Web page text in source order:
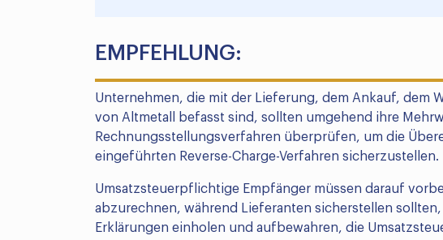
EMPFEHLUNG:
Unternehmen, die mit der Lieferung, dem Ankauf, dem
von Altmetall befasst sind, sollten umgehend ihre
Rechnungsstellungsverfahren überprüfen, um die
eingeführten Reverse-Charge-Verfahren sicherzustellen.
Umsatzsteuerpflichtige Empfänger müssen darauf
abzurechnen, während Lieferanten sicherstellen
Erklärungen einholen und aufbewahren, die